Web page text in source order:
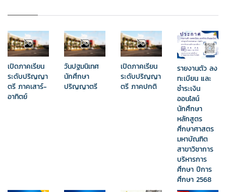
เปิดภาคเรียน
ระดับปริญญา
ตรี ภาคเสาร์-
อาทิตย์
วันปฐมนิเทศ
นักศึกษา
ปริญญาตรี
เปิดภาคเรียน
ระดับปริญญา
ตรี ภาคปกติ
รายงานตัว ลง
ทะเบียน และ
ชำระเงิน
ออนไลน์
นักศึกษา
หลักสูตร
ศึกษาศาสตร
มหาบัณฑิต
สาขาวิชาการ
บริหารการ
ศึกษา ปีการ
ศึกษา 2568